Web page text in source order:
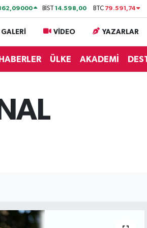
BİST14.598,00 BTC 79.591,74
VİDEO YAZARLAR
HABERLER ÜLKE AKADEMİ